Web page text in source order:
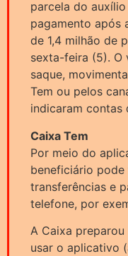
parcela do
pagamento após
de 1,4 milhão de
sexta-feira (5). O
saque,
Tem ou pelos
indicaram contas
Caixa Tem
Por meio do
beneficiário
transferências e
telefone, por
A Caixa
usar o aplicativo